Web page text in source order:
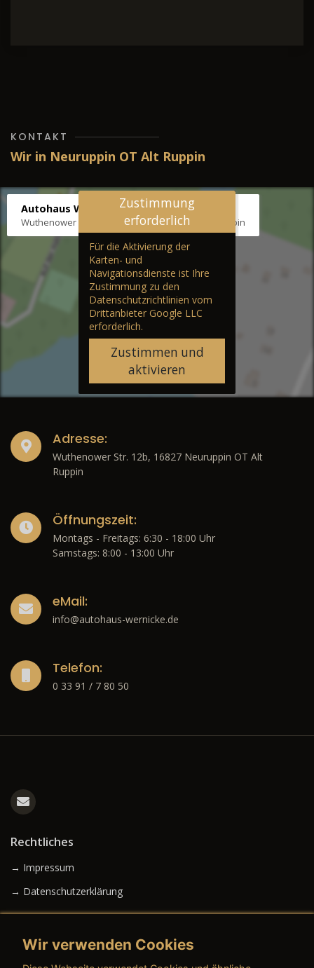
KONTAKT
Wir in Neuruppin OT Alt Ruppin
Autohaus Wernicke
Wuthenower Str. 12b, 16827 Neuruppin OT Alt Ruppin
Zustimmung
erforderlich
Für die Aktivierung der
Karten- und
Navigationsdienste ist Ihre
Zustimmung zu den
Datenschutzrichtlinien vom
Drittanbieter Google LLC
erforderlich.
Zustimmen und
aktivieren
Adresse:
Wuthenower Str. 12b, 16827 Neuruppin OT Alt
Ruppin
Öffnungszeit:
Montags - Freitags: 6:30 - 18:00 Uhr
Samstags: 8:00 - 13:00 Uhr
eMail:
info@autohaus-wernicke.de
Telefon:
0 33 91 / 7 80 50
Rechtliches
→ Impressum
→ Datenschutzerklärung
Wir verwenden Cookies